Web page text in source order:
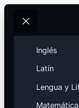
Inglés
Latín
Lengua y